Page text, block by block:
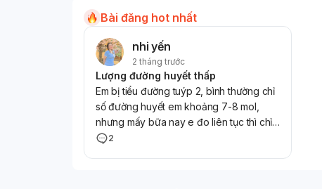
Bài đăng hot nhất
nhi yến
2 tháng trước
Lượng đường huyết thấp
Em bị tiểu đường tuýp 2, bình thường chỉ
số đường huyết em khoảng 7-8 mol,
nhưng mấy bữa nay e đo liên tục thì chỉ
khoảng 3-3.9 mol! Nhưng cơ thể em vẫn
2